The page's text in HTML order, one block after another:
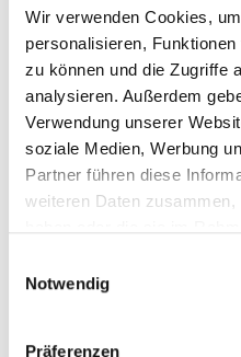
Wir verwenden Cookies,
personalisieren,
zu können und die Zugriffe
analysieren. Außerdem
Verwendung unserer
soziale Medien, Werbung
Partner führen diese
weiteren Daten
Notwendig
Präferenzen
Lukas Irmler
Extremsportler, Slackliner &
Motivator spricht mit
persönlichen Anekdoten